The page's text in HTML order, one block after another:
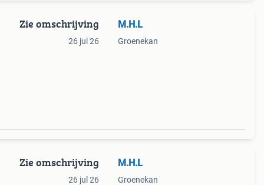
Zie omschrijving
26 jul 26
M.H.L
Groenekan
Zie omschrijving
26 jul 26
M.H.L
Groenekan